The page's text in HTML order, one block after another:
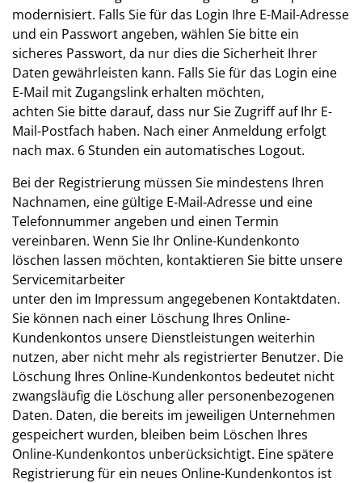
modernisiert. Falls Sie für das Login Ihre E-Mail-Adresse
und ein Passwort angeben, wählen Sie bitte ein
sicheres Passwort, da nur dies die Sicherheit Ihrer
Daten gewährleisten kann. Falls Sie für das Login eine
E-Mail mit Zugangslink erhalten möchten,
achten Sie bitte darauf, dass nur Sie Zugriff auf Ihr E-
Mail-Postfach haben. Nach einer Anmeldung erfolgt
nach max. 6 Stunden ein automatisches Logout.
Bei der Registrierung müssen Sie mindestens Ihren
Nachnamen, eine gültige E-Mail-Adresse und eine
Telefonnummer angeben und einen Termin
vereinbaren. Wenn Sie Ihr Online-Kundenkonto
löschen lassen möchten, kontaktieren Sie bitte unsere
Servicemitarbeiter
unter den im Impressum angegebenen Kontaktdaten.
Sie können nach einer Löschung Ihres Online-
Kundenkontos unsere Dienstleistungen weiterhin
nutzen, aber nicht mehr als registrierter Benutzer. Die
Löschung Ihres Online-Kundenkontos bedeutet nicht
zwangsläufig die Löschung aller personenbezogenen
Daten. Daten, die bereits im jeweiligen Unternehmen
gespeichert wurden, bleiben beim Löschen Ihres
Online-Kundenkontos unberücksichtigt. Eine spätere
Registrierung für ein neues Online-Kundenkontos ist